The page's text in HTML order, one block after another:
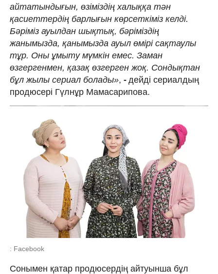
айтатындығын, өзіміздің халыққа тән
қасиеттердің барлығын көрсеткіміз келді.
Бәріміз ауылдан шықтық, бәріміздің
жанымызда, қанымызда ауыл өмірі сақтаулы
тұр. Оны ұмыту мүмкін емес. Заман
өзгергенмен, қазақ өзгерген жоқ. Сондықтан
бұл жылы сериал болады», -дейді сериалдың
продюсері Гүлнұр Мамасарипова.
: Facebook
Сонымен қатар продюсердің айтуынша бұл